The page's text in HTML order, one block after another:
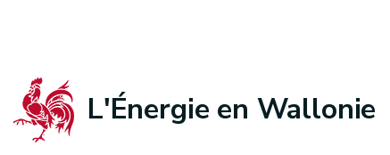
L'Énergie en Wallonie